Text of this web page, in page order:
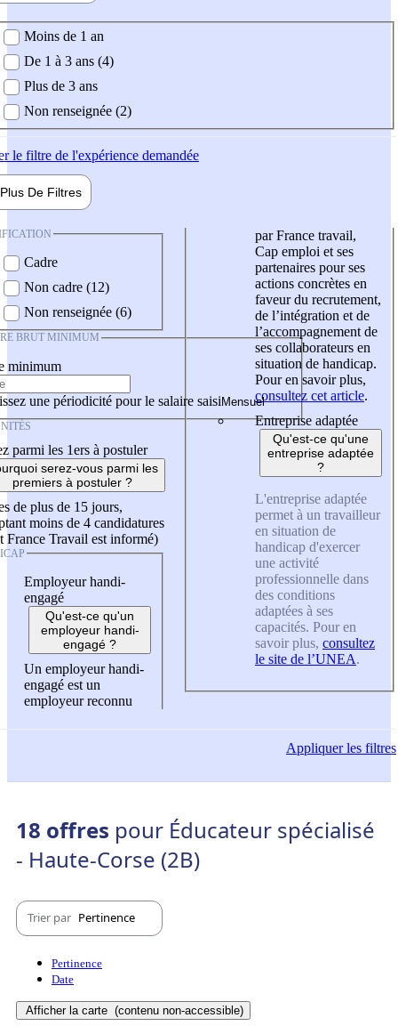
demandée
Moins de 1 an
De 1 à 3 ans (4)
Plus de 3 ans
Non renseignée (2)
le filtre de l'expérience demandée
Plus De Filtres
Cadre
Non cadre (12)
Non renseignée (6)
BRUT MINIMUM
minimum
une périodicité pour le salaire saisi
parmi les 1ers à postuler
serez-vous parmi les
premiers à postuler ?
de plus de 15 jours,
moins de 4 candidatures
France Travail est informé)
Employeur handi-
engagé
Qu'est-ce qu'un
employeur handi-
engagé ?
Un employeur handi-
engagé est un
employeur reconnu
par France travail,
Cap emploi et ses
partenaires pour ses
actions concrètes en
faveur du recrutement,
de l’intégration et de
l’accompagnement de
ses collaborateurs en
situation de handicap.
Pour en savoir plus,
consultez cet article.
Entreprise adaptée
Qu'est-ce qu'une
entreprise adaptée
?
L'entreprise adaptée
permet à un travailleur
en situation de
handicap d'exercer
une activité
professionnelle dans
des conditions
adaptées à ses
capacités. Pour en
savoir plus, consultez
le site de l’UNEA.
Appliquerles filtres
18 offres pour Éducateur spécialisé
- Haute-Corse (2B)
Trier par Pertinence
Pertinence
Date
Afficher la carte (contenu non-accessible)